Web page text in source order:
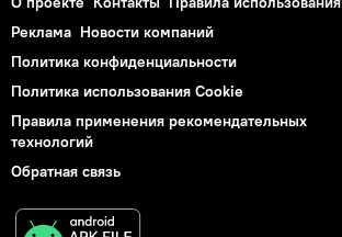
Реклама Новости компаний
Политика конфиденциальности
Политика использования Cookie
Правила применения рекомендательных
технологий
Обратная связь